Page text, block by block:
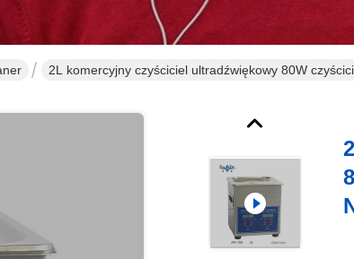
2L komercyjny czyściciel ultradźwiękowy 80W